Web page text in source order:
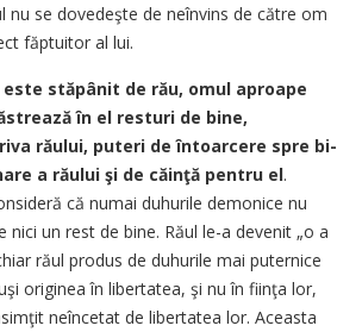
nu se dovedeşte de ne­în­­vins de către om
făptuitor al lui.
stăpâ­nit de rău, omul aproape
în el resturi de bine,
ră­u­­lui, puteri de întoarcere spre bi­­
a răului şi de căinţă pentru el.
că numai du­hu­­rile demonice nu
nici un rest de bine. Ră­ul le-a devenit „o a
răul produs de du­hu­ri­le mai puternice
originea în liberta­tea, şi nu în fiinţa lor,
neîncetat de liber­ta­­tea lor. Aceasta